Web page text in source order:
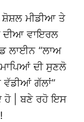
ਮੀਡੀਆ ਤੇ
ਦੀਆ ਵਾਇਰਲ
ਲਾਈਨ “ਲਾਅ
ਦੀ ਸੁਣਲੋ
ਵੱਡੀਆਂ ਗੱਲਾਂ”
ਹੋ | ਬਣੇ ਰਹੋ ਇਸ